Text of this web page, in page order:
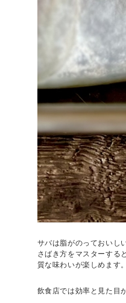
サバは脂がのっておいし
さばき方をマスターする
質な味わいが楽しめます。
飲食店では効率と見た目